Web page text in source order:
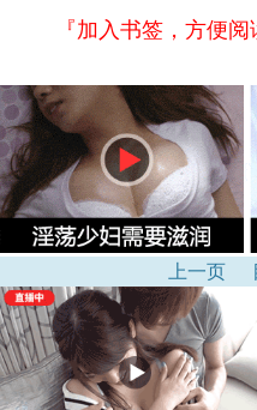
『加入书签，方便阅
上一页